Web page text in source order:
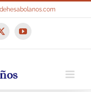
X YouTube